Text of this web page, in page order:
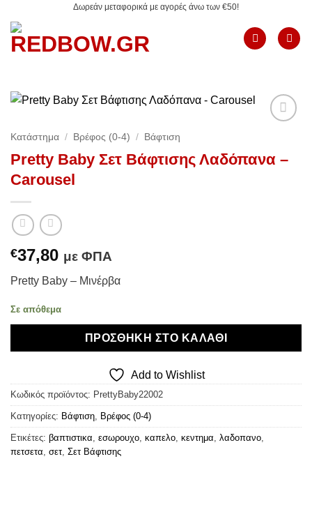
στο
περιεχόμενο
Δωρεάν μεταφορικά με αγορές άνω των €50!
Κατάστημα / Βρέφος (0-4) / Βάφτιση
Pretty Baby Σετ Βάφτισης Λαδόπανα –
Carousel
€37,80 με ΦΠΑ
Pretty Baby – Μινέρβα
Σε απόθεμα
ΠΡΟΣΘΉΚΗ ΣΤΟ ΚΑΛΆΘΙ
Add to Wishlist
Κωδικός προϊόντος: PrettyBaby22002
Κατηγορίες: Βάφτιση Βρέφος (0-4)
Ετικέτες: βαπτιστικα εσωρουχο καπελο κεντημα λαδοπανο
πετσετα σετ Σετ Βάφτισης